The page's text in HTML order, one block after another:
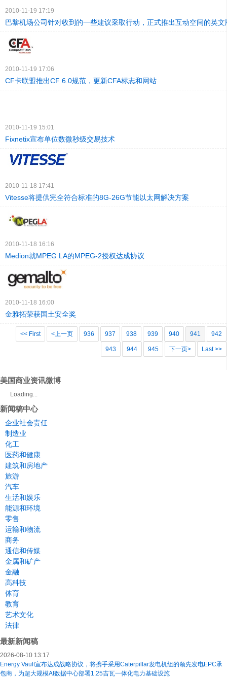
2010-11-19 17:19
巴黎机场公司针对收到的一些建议采取行动，正式推出互动空间的英文
2010-11-19 17:06
CF卡联盟推出CF 6.0规范，更新CFA标志和网站
2010-11-19 15:01
Fixnetix宣布单位数微秒级交易技术
2010-11-18 17:41
Vitesse将提供完全符合标准的8G-26G节能以太网解决方案
2010-11-18 16:16
Medion就MPEG LA的MPEG-2授权达成协议
2010-11-18 16:00
金雅拓荣获国土安全奖
<< First <上一页 936 937 938 939 940 941 942
943 944 945 下一页> Last >>
美国商业资讯微博
Loading...
新闻稿中心
企业社会责任
制造业
化工
医药和健康
建筑和房地产
旅游
汽车
生活和娱乐
能源和环境
零售
运输和物流
商务
通信和传媒
金属和矿产
金融
高科技
体育
教育
艺术文化
法律
最新新闻稿
2026-08-10 13:17
Energy Vault宣布达成战略协议，将携手采用Caterpillar发电机组的领先发电EPC承
包商，为超大规模AI数据中心部署1.25吉瓦一体化电力基础设施